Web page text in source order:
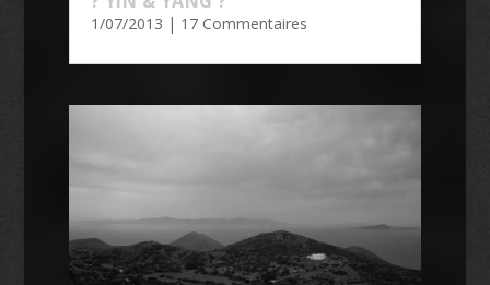
1/07/2013 | 17 Commentaires